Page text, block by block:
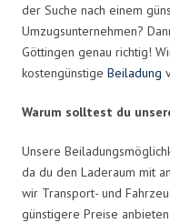
der Suche nach einem
Umzugsunternehmen?
Göttingen genau richtig!
kostengünstige Beiladung
Warum solltest du
Unsere
da du den Laderaum mit
wir Transport- und
günstigere Preise